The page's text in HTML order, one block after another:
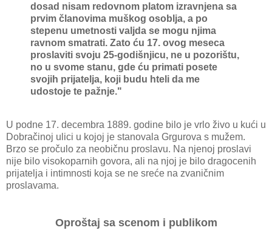
dosad nisam redovnom platom izravnjena sa
prvim članovima muškog osoblja, a po
stepenu umetnosti valjda se mogu njima
ravnom smatrati. Zato ću 17. ovog meseca
proslaviti svoju 25-godišnjicu, ne u pozorištu,
no u svome stanu, gde ću primati posete
svojih prijatelja, koji budu hteli da me
udostoje te pažnje."
U podne 17. decembra 1889. godine bilo je vrlo živo u kući u
Dobračinoj ulici u kojoj je stanovala Grgurova s mužem.
Brzo se pročulo za neobičnu proslavu. Na njenoj proslavi
nije bilo visokoparnih govora, ali na njoj je bilo dragocenih
prijatelja i intimnosti koja se ne sreće na zvaničnim
proslavama.
Oproštaj sa scenom i publikom